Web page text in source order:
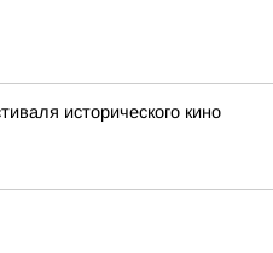
исторического кино